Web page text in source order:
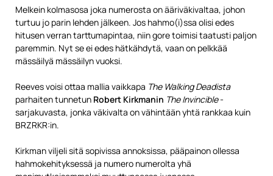
Melkein kolmasosa joka numerosta on ääriväkivaltaa, johon
turtuu jo parin lehden jälkeen. Jos hahmo(i)ssa olisi edes
hitusen verran tarttumapintaa, niin gore toimisi taatusti paljon
paremmin. Nyt se ei edes hätkähdytä, vaan on pelkkää
mässäilyä mässäilyn vuoksi.
Reeves voisi ottaa mallia vaikkapa The Walking Deadista
parhaiten tunnetun Robert Kirkmanin The Invincible-
sarjakuvasta, jonka väkivalta on vähintään yhtä rankkaa kuin
BRZRKR:in.
Kirkman viljeli sitä sopivissa annoksissa, pääpainon ollessa
hahmokehityksessä ja numero numerolta yhä